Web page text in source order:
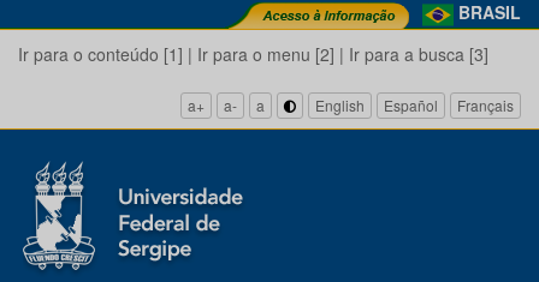
BRASIL
Ir para o conteúdo [1] | Ir para o menu [2] | Ir para a busca [3]
a+ a- a English Español Français